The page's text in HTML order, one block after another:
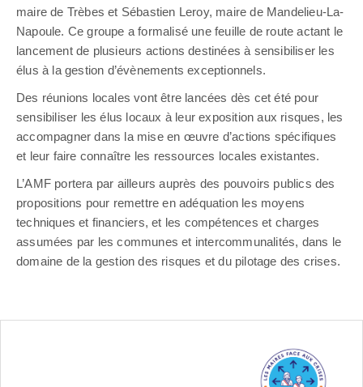
maire de Trèbes et Sébastien Leroy, maire de Mandelieu-La-
Napoule. Ce groupe a formalisé une feuille de route actant le
lancement de plusieurs actions destinées à sensibiliser les
élus à la gestion d’évènements exceptionnels.
Des réunions locales vont être lancées dès cet été pour
sensibiliser les élus locaux à leur exposition aux risques, les
accompagner dans la mise en œuvre d’actions spécifiques
et leur faire connaître les ressources locales existantes.
L’AMF portera par ailleurs auprès des pouvoirs publics des
propositions pour remettre en adéquation les moyens
techniques et financiers, et les compétences et charges
assumées par les communes et intercommunalités, dans le
domaine de la gestion des risques et du pilotage des crises.